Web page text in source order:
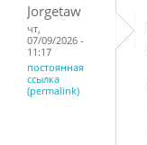
Jorgetaw
чт,
07/09/2026 -
11:17
постоянная
ссылка
(permalink)